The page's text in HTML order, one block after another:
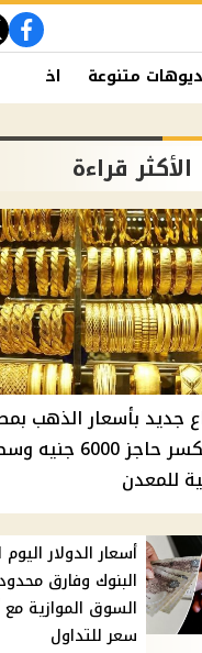
متنوعة اخبار الفن
الأكثر قراءة
جديد بأسعار الذهب
21 يكسر حاجز
للمعدن
أسعار الدولار
البنوك وفارق
السوق الموازية
سعر للتداول